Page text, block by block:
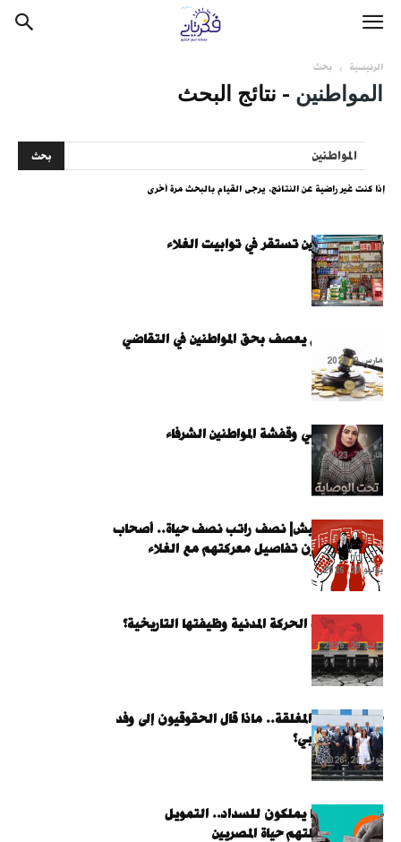
الرئيسية بحث
المواطنين - نتائج البحث
إذا كنت غير راضية عن النتائج، يرجى القيام بالبحث مرة أخرى
جيوب المواطنين تستقر في توابيت الغلاء
مايو 7, 2025
ارتفاع الرسوم يعصف بحق المواطنين في التقاضي
مارس 9, 2023
أفيش منى ذكي وقفشة المواطنين الشرفاء
مارس 7, 2023
المرتب مبيكفيش| نصف راتب نصف حياة.. أصحاب
المعاشات يروون تفاصيل معركتهم مع الغلاء
يوليو 29, 2026
هل استنفدت الحركة المدنية وظيفتها التاريخية؟
يوليو 29, 2026
خلف الأبواب المغلقة.. ماذا قال الحقوقيون إلى وفد
البرلمان الأوروبي؟
يوليو 21, 2026
يبيعون كل ما يملكون للسداد.. التمويل
الاستهلاكي يلتهم حياة المصريين